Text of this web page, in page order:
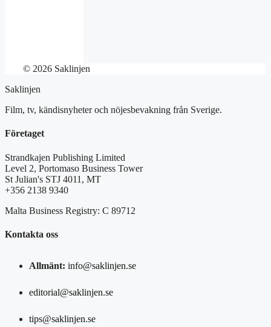
© 2026 Saklinjen
Saklinjen
Film, tv, kändisnyheter och nöjesbevakning från Sverige.
Företaget
Strandkajen Publishing Limited
Level 2, Portomaso Business Tower
St Julian's STJ 4011, MT
+356 2138 9340
Malta Business Registry: C 89712
Kontakta oss
Allmänt: info@saklinjen.se
editorial@saklinjen.se
tips@saklinjen.se